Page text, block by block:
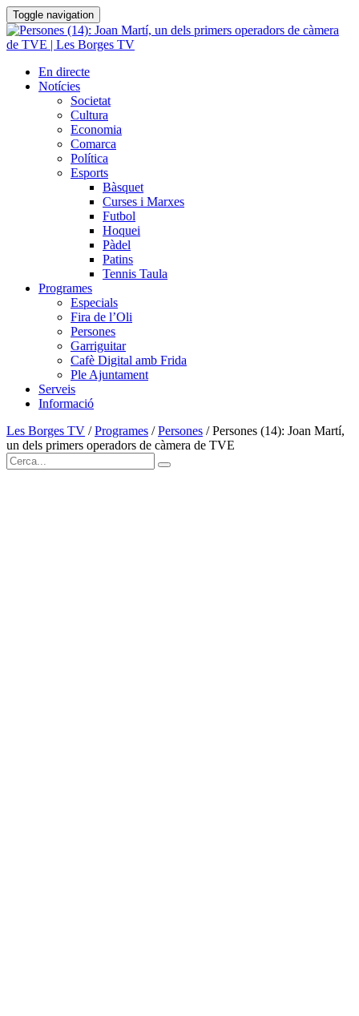
Toggle navigation
En directe
Notícies
Societat
Cultura
Economia
Comarca
Política
Esports
Bàsquet
Curses i Marxes
Futbol
Hoquei
Pàdel
Patins
Tennis Taula
Programes
Especials
Fira de l’Oli
Persones
Garriguitar
Cafè Digital amb Frida
Ple Ajuntament
Serveis
Informació
Les Borges TV /Programes /Persones /Persones (14): Joan Martí,
un dels primers operadors de càmera de TVE